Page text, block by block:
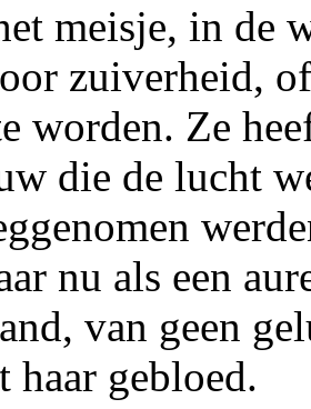
meisje, in de
zuiverheid,
worden. Ze
die de lucht
nu als een
van geen
gebloed.